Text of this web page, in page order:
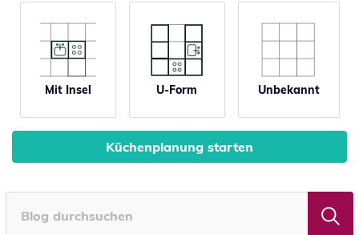
Mit Insel U-Form Unbekannt
Küchenplanung starten